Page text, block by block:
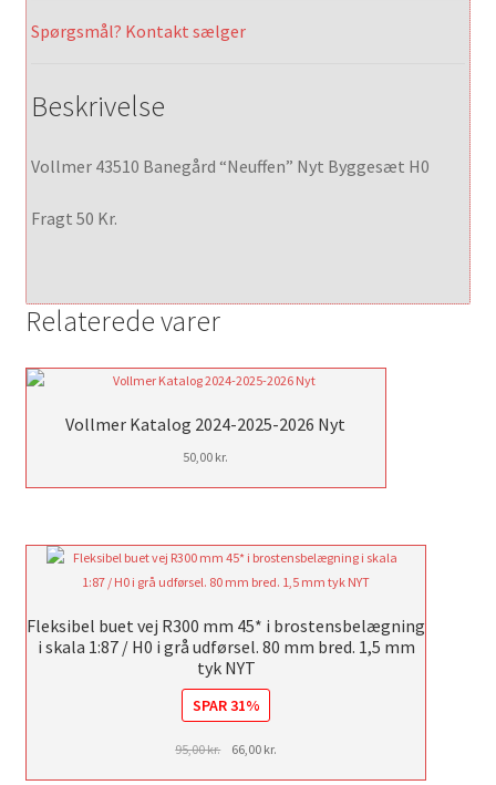
Spørgsmål? Kontakt sælger
Beskrivelse
Vollmer 43510 Banegård “Neuffen” Nyt Byggesæt H0
Fragt 50 Kr.
Relaterede varer
Vollmer Katalog 2024-2025-2026 Nyt
50,00 kr.
Fleksibel buet vej R300 mm 45* i brostensbelægning
i skala 1:87 / H0 i grå udførsel. 80 mm bred. 1,5 mm
tyk NYT
SPAR 31%
95,00kr. Den
66,00 kr.